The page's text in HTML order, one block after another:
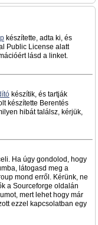
készítette, adta ki, és
Public License alatt
lásd a linket.
készítik, és tartják
készítette Berentés
hibát találsz, kérjük,
Ha úgy gondolod, hogy
látogasd meg a
mond erről. Kérünk, ne
a Sourceforge oldalán
mert lehet hogy már
ezzel kapcsolatban egy